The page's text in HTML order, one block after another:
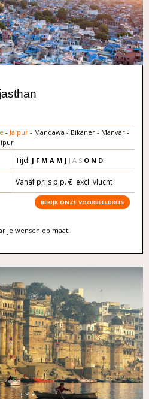
- Jaipur- Mandawa - Bikaner - Manvar -
Tijd: J F M A M J J A S O N D
Vanaf prijs p.p. € excl. vlucht
BEKIJK ONZE VOORBEELDREIS
je wensen op maat.